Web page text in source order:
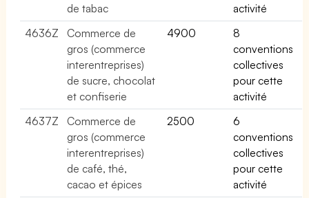
de tabac
activité
4636Z
Commerce de
gros (commerce
interentreprises)
de sucre, chocolat
et confiserie
4900
8
conventions
collectives
pour cette
activité
4637Z
Commerce de
gros (commerce
interentreprises)
de café, thé,
cacao et épices
2500
6
conventions
collectives
pour cette
activité